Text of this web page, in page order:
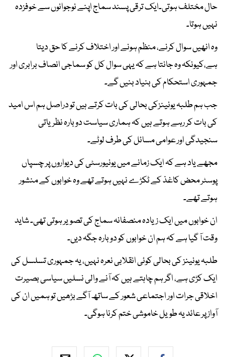
حال مختلف ہوتی۔ایک ترقی پسند سماج اپنے نوجوانوں سے خوفزدہ
نہیں ہوتا۔
وہ انھیں سوال کرنے، منظم ہونے اور اختلاف کرنے کا حق دیتا
ہے،کیونکہ وہ جانتا ہے کہ یہی سوال کل کو سماجی انصاف برابری اور
جمہوری استحکام کی بنیاد بنیں گے۔
جب ہم طلبہ یونینزکی بحالی کی بات کرتے ہیں تو دراصل ہم اس امید
کی بات کر رہے ہوتے ہیں کہ ہماری سیاست دوبارہ نظریاتی
سنجیدگی اور عوامی مسائل کی طرف لوٹے۔
مجھے یاد ہے کہ ایک زمانے میں یونیورسٹی کی دیواروں پر چسپاں
پوسٹر محض کاغذ کے ٹکڑے نہیں ہوتے تھے وہ خوابوں کے منشور
ہوتے تھے۔
ان خوابوں میں ایک زیادہ منصفانہ سماج کی تصویر ہوتی تھی۔ شاید
وقت آ گیا ہے کہ ہم ان خوابوں کو دوبارہ جگہ دیں۔
طلبہ یونینز کی بحالی کوئی انقلابی نعرہ نہیں، یہ جمہوری تسلسل کی
ایک کڑی ہے، اگر ہم چاہتے ہیں کہ آنے والی نسلیں سیاسی بصیرت
اخلاقی جرات اور اجتماعی شعور کے ساتھ آگے بڑھیں تو ہمیں ان کی
آواز پر عائد یہ طویل خاموشی ختم کرنا ہوگی۔